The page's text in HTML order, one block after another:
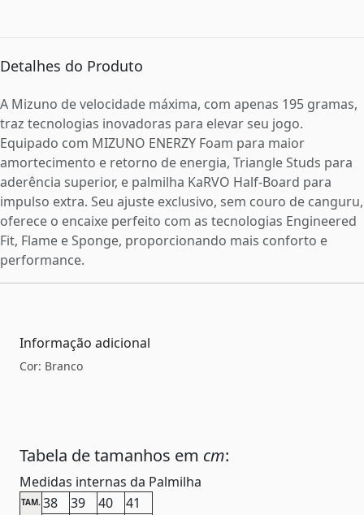
Detalhes do Produto
A Mizuno de velocidade máxima, com apenas 195 gramas,
traz tecnologias inovadoras para elevar seu jogo.
Equipado com MIZUNO ENERZY Foam para maior
amortecimento e retorno de energia, Triangle Studs para
aderência superior, e palmilha KaRVO Half-Board para
impulso extra. Seu ajuste exclusivo, sem couro de canguru,
oferece o encaixe perfeito com as tecnologias Engineered
Fit, Flame e Sponge, proporcionando mais conforto e
performance.
Informação adicional
Cor: Branco
Tabela de tamanhos em cm:
Medidas internas da Palmilha
TAM. 38 39 40 41